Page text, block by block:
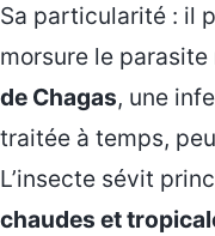
Sa particularité : il
morsure le
de Chagas, une
traitée à temps,
L’insecte sévit
chaudes et